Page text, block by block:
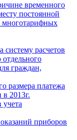
временного
постоянной
многотарифных
систему расчетов
граждан,
размера платежа
2013г.
учета
приборов